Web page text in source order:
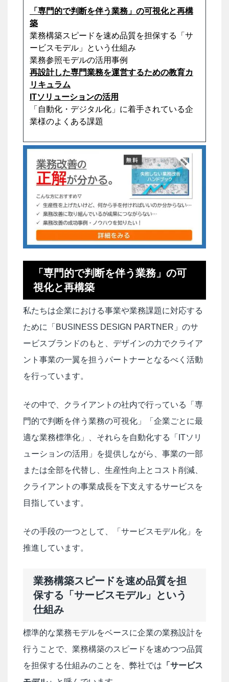
「専門的で判断を伴う業務」の可視化と再構
築
業務構築スピードを速め品質を担保する「サ
ービスモデル」という仕組み
業務参照モデルの活用事例
再設計した専門業務を運営するための教育カ
リキュラム
ITソリューションの活用
「自動化・デジタル化」に着手されている企
業様のよくある課題
「専門的で判断を伴う業務」の可
視化と再構築
私たちは企業における事業や業務課題に対応する
ために「BUSINESS DESIGN PARTNER」のサ
ービスブランドのもと、デザインの力でクライア
ント事業の一翼を担うパートナーとなるべく活動
を行っています。
その中で、クライアントの社内で行っている「専
門的で判断を伴う業務の可視化」「企業ごとに最
適な業務標準化」、それらを自動化する「ITソリ
ューションの活用」を提供しながら、事業の一部
または全部を代替し、生産性向上とコスト削減、
クライアントの事業成長を下支えするサービスを
目指しています。
その手段の一つとして、「サービスモデル化」を
推進しています。
業務構築スピードを速め品質を担
保する「サービスモデル」という
仕組み
標準的な業務モデルをベースに企業の業務設計を
行うことで、業務構築のスピードを速めつつ品質
を担保する仕組みのことを、弊社では 「サービス